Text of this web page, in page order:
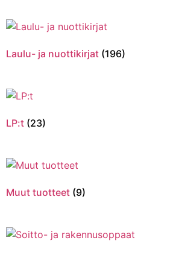
Laulu- ja nuottikirjat (196)
LP:t (23)
Muut tuotteet (9)